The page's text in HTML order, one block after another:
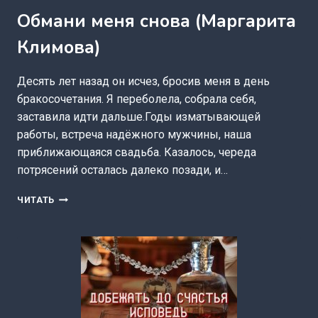
Обмани меня снова (Маргарита
Климова)
Десять лет назад он исчез, бросив меня в день
бракосочетания. Я переболела, собрала себя,
заставила идти дальше.Годы изматывающей
работы, встреча надёжного мужчины, наша
приближающаяся свадьба. Казалось, череда
потрясений осталась далеко позади, и…
ЧИТАТЬ ОБМАНИ
(МАРГАРИТА
КЛИМОВА)